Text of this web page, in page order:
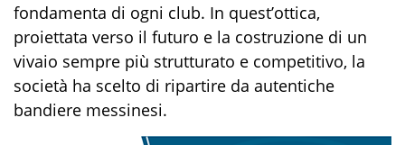
fondamenta di ogni club. In quest’ottica,
proiettata verso il futuro e la costruzione di un
vivaio sempre più strutturato e competitivo, la
società ha scelto di ripartire da autentiche
bandiere messinesi.